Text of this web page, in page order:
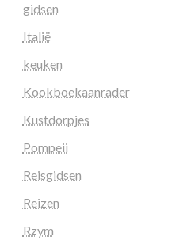
gidsen
Italië
keuken
Kookboekaanrader
Kustdorpjes
Pompeii
Reisgidsen
Reizen
Rzym